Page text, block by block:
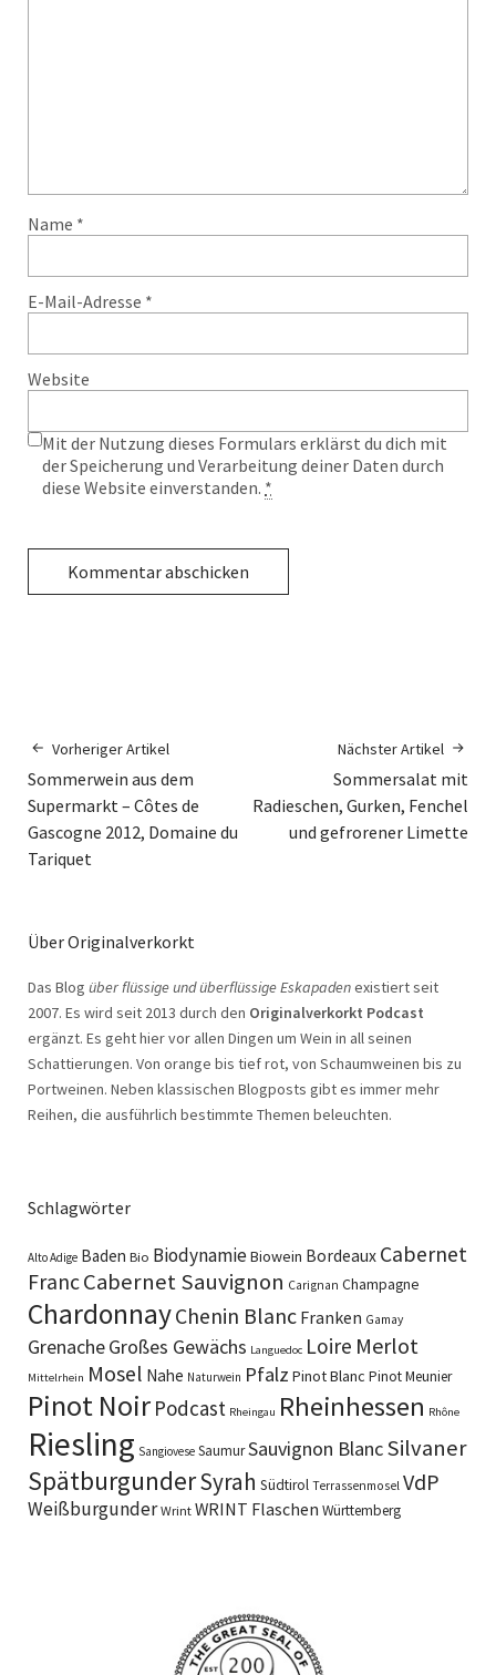
Name *
E-Mail-Adresse *
Website
Mit der Nutzung dieses Formulars erklärst du dich mit
der Speicherung und Verarbeitung deiner Daten durch
diese Website einverstanden. *
Vorheriger Artikel
Sommerwein aus dem
Supermarkt – Côtes de
Gascogne 2012, Domaine du
Tariquet
Nächster Artikel
Sommersalat mit
Radieschen, Gurken, Fenchel
und gefrorener Limette
Über Originalverkorkt
Das Blog über flüssige und überflüssige Eskapadenexistiert seit
2007. Es wird seit 2013 durch den Originalverkorkt Podcast
ergänzt. Es geht hier vor allen Dingen um Wein in all seinen
Schattierungen. Von orange bis tief rot, von Schaumweinen bis zu
Portweinen. Neben klassischen Blogposts gibt es immer mehr
Reihen, die ausführlich bestimmte Themen beleuchten.
Schlagwörter
Alto Adige Baden Bio BiodynamieBiowein Bordeaux Cabernet
FrancCabernet Sauvignon Carignan Champagne
ChardonnayChenin Blanc Franken Gamay
GrenacheGroßes Gewächs Languedoc Loire Merlot
Mittelrhein Mosel Nahe Naturwein Pfalz Pinot Blanc Pinot Meunier
Pinot Noir Podcast Rheingau Rheinhessen Rhône
Riesling Sangiovese SaumurSauvignon BlancSilvaner
SpätburgunderSyrah Südtirol Terrassenmosel VdP
Weißburgunder Wrint WRINT Flaschen Württemberg